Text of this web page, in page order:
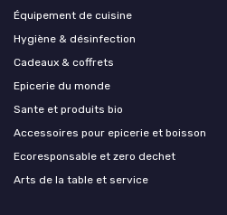
Équipement de cuisine
Hygiène & désinfection
Cadeaux & coffrets
Epicerie du monde
Sante et produits bio
Accessoires pour epicerie et boisson
Ecoresponsable et zero dechet
Arts de la table et service